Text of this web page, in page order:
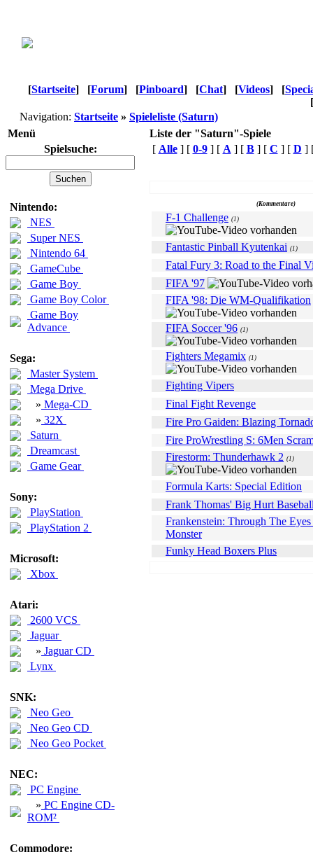
[Startseite] [Forum] [Pinboard] [Chat] [Videos] [
[
Navigation: Startseite » Spieleliste (Saturn)
Menü
Liste der "Saturn"-Spiele
Spielsuche:
Nintendo:
NES
Super NES
Nintendo 64
GameCube
Game Boy
Game Boy Color
Game Boy
Advance
Sega:
Master System
Mega Drive
» Mega-CD
» 32X
Saturn
Dreamcast
Game Gear
Sony:
PlayStation
PlayStation 2
Microsoft:
Xbox
Atari:
2600 VCS
Jaguar
» Jaguar CD
Lynx
SNK:
Neo Geo
Neo Geo CD
Neo Geo Pocket
NEC:
PC Engine
» PC Engine CD-
ROM²
Commodore:
[ Alle] [ 0-9] [ A ] [ B] [ C ] [ D ]
(Kommentare)
F-1 Challenge (1)
Fantastic Pinball Kyutenkai (1)
Fatal Fury 3: Road to the Final
FIFA '97
FIFA '98: Die WM-Qualifikation
FIFA Soccer '96 (1)
Fighters Megamix (1)
Fighting Vipers
Final Fight Revenge
Fire Pro Gaiden: Blazing
Fire ProWrestling S: 6Men
Firestorm: Thunderhawk 2 (1)
Formula Karts: Special Edition
Frank Thomas' Big Hurt
Frankenstein: Through The
Monster
Funky Head Boxers Plus